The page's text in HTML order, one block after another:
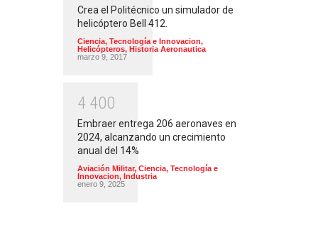
Crea el Politécnico un simulador de
helicóptero Bell 412.
Ciencia, Tecnología e Innovacion,
Helicópteros, Historia Aeronautica
marzo 9, 2017
4 400
Embraer entrega 206 aeronaves en
2024, alcanzando un crecimiento
anual del 14%
Aviación Militar, Ciencia, Tecnología e
Innovacion, Industria
enero 9, 2025